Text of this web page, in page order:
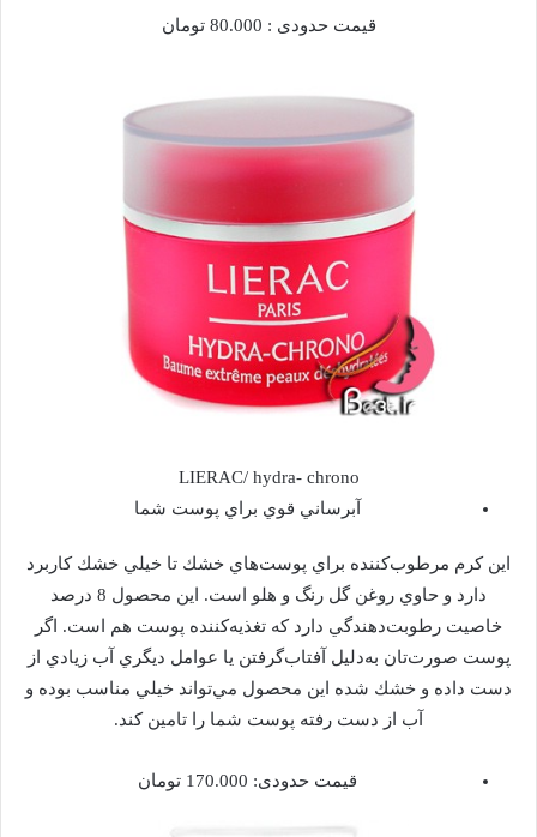
قيمت حدودی : 80.000 تومان
LIERAC/ hydra- chrono
آبرساني قوي براي پوست شما
اين كرم مرطوب‌كننده براي پوست‌هاي خشك تا خيلي خشك كاربرد
دارد و حاوي روغن گل رنگ و هلو است. اين محصول 8 درصد
خاصيت رطوبت‌دهندگي دارد كه تغذيه‌كننده پوست هم است. اگر
پوست صورت‌تان به‌دليل آفتاب‌گرفتن يا عوامل ديگري آب زيادي از
دست داده و خشك شده اين محصول مي‌تواند خيلي مناسب بوده و
آب از دست رفته پوست شما را تامين كند.
قيمت حدودی: 170.000 تومان